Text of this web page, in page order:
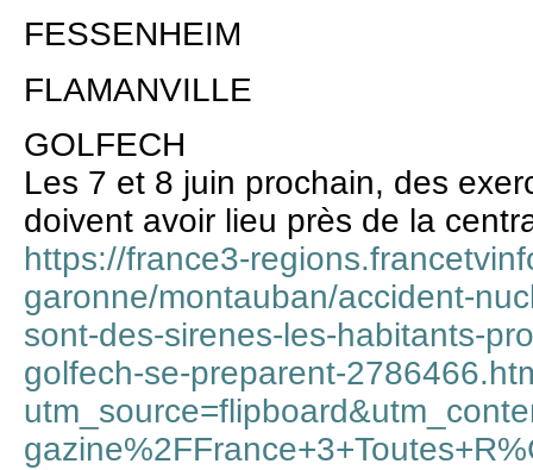
FESSENHEIM
FLAMANVILLE
GOLFECH
Les 7 et 8 juin prochain, des
doivent avoir lieu près de la
https://france3-
garonne/montauban/accident-
sont-des-sirenes-les-habitants-
golfech-se-preparent-